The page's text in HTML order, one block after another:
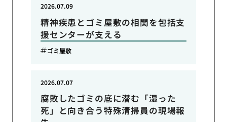
精神疾患とゴミ屋敷の相関を包括支
援センターが支える
2026.07.09
ゴミ屋敷
腐敗したゴミの底に潜む「湿った
死」と向き合う特殊清掃員の現場報
2026.07.07